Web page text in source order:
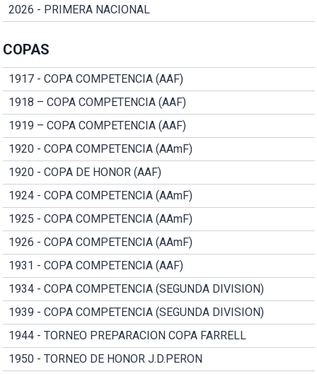
2026 - PRIMERA NACIONAL
COPAS
1917 - COPA COMPETENCIA (AAF)
1918 – COPA COMPETENCIA (AAF)
1919 – COPA COMPETENCIA (AAF)
1920 - COPA COMPETENCIA (AAmF)
1920 - COPA DE HONOR (AAF)
1924 - COPA COMPETENCIA (AAmF)
1925 - COPA COMPETENCIA (AAmF)
1926 - COPA COMPETENCIA (AAmF)
1931 - COPA COMPETENCIA (AAF)
1934 - COPA COMPETENCIA (SEGUNDA DIVISION)
1939 - COPA COMPETENCIA (SEGUNDA DIVISION)
1944 - TORNEO PREPARACION COPA FARRELL
1950 - TORNEO DE HONOR J.D.PERON